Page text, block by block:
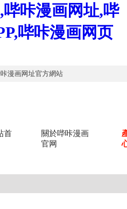
咔漫画网址,哔
哔咔漫画网页
漫画网址官方網站
首
關於哔咔漫画
官网